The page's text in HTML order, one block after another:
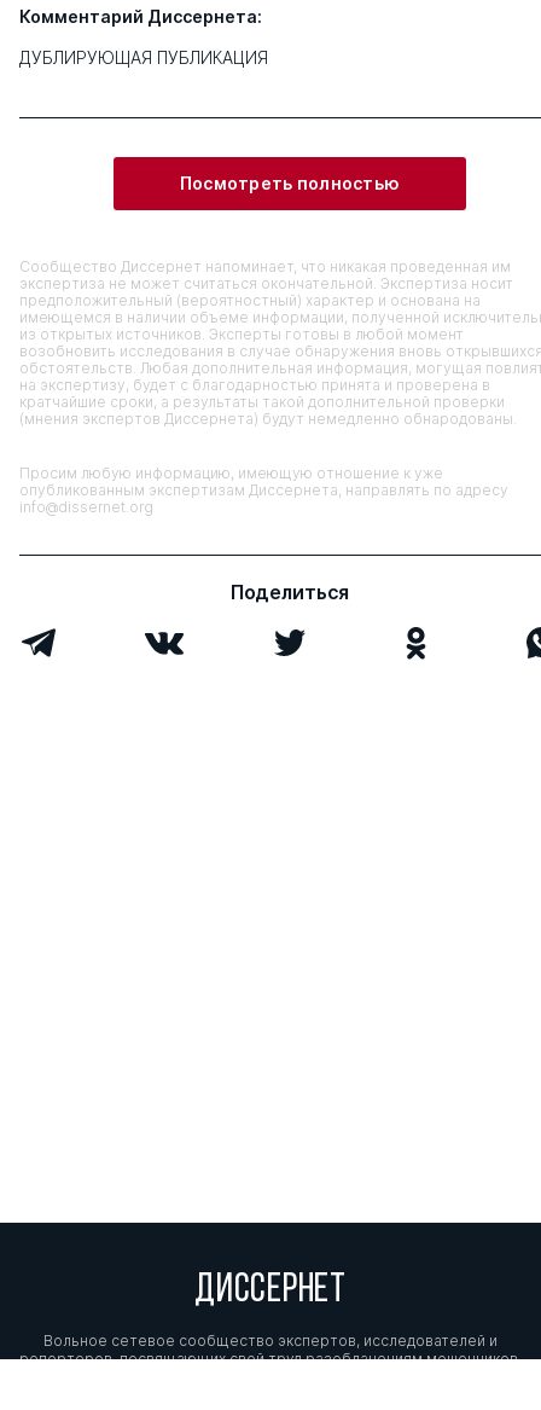
Комментарий Диссернета:
ДУБЛИРУЮЩАЯ ПУБЛИКАЦИЯ
Посмотреть полностью
Сообщество Диссернет напоминает, что никакая проведенная им
экспертиза не может считаться окончательной. Экспертиза носит
предположительный (вероятностный) характер и основана на
имеющемся в наличии объеме информации, полученной
из открытых источников. Эксперты готовы в любой момент
возобновить исследования в случае обнаружения вновь
обстоятельств. Любая дополнительная информация, могущая
на экспертизу, будет с благодарностью принята и проверена в
кратчайшие сроки, а результаты такой дополнительной проверки
(мнения экспертов Диссернета) будут немедленно обнародованы.
Просим любую информацию, имеющую отношение к уже
опубликованным экспертизам Диссернета, направлять по адресу
info@dissernet.org
Поделиться
ДИССЕРНЕТ
Вольное сетевое сообщество экспертов, исследователей и
репортеров, посвящающих свой труд разоблачениям мошенников,